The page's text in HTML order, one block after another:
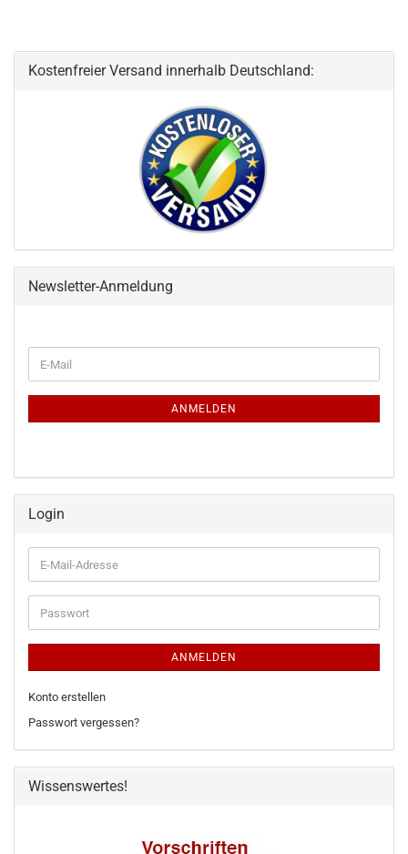
Kostenfreier Versand innerhalb Deutschland:
Newsletter-Anmeldung
ZUR
E-
Mail
ANMELDEN
Login
E-
Mail-
Adresse
Passwort
ANMELDEN
Konto erstellen
Passwort vergessen?
Wissenswertes!